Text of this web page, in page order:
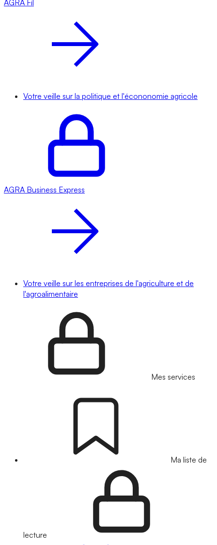
AGRA Fil
Votre veille sur la politique et l'écononomie agricole
AGRA Business Express
Votre veille sur les entreprises de l'agriculture et de
l'agroalimentaire
Mes services
Ma liste de
lecture